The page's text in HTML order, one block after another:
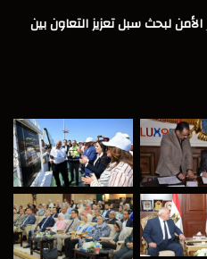
لبحث سبل تعزيز التعاون بين